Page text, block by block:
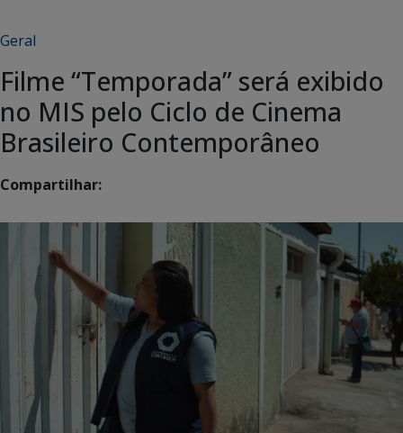
Geral
Filme “Temporada” será exibido
no MIS pelo Ciclo de Cinema
Brasileiro Contemporâneo
Compartilhar: